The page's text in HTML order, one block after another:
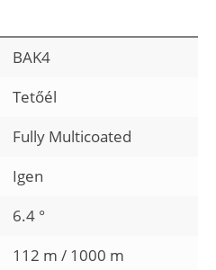
BAK4
Tetőél
Fully Multicoated
Igen
6.4 °
112 m / 1000 m